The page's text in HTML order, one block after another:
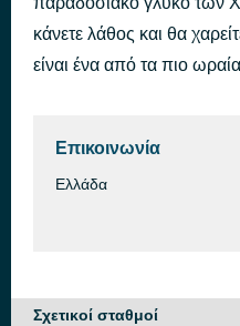
κάνετε λάθος και θα
είναι ένα από τα πιο
Επικοινωνία
Ελλάδα
Σχετικοί σταθμοί